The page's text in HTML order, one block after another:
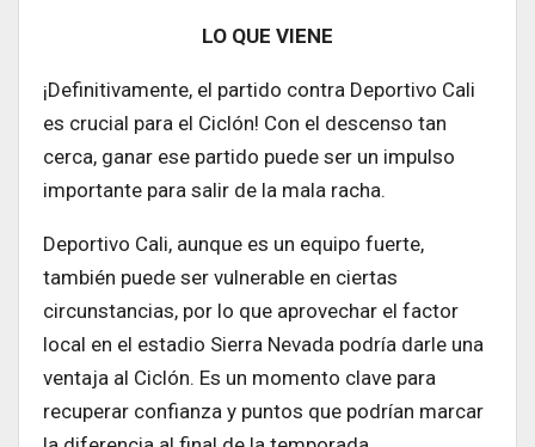
LO QUE VIENE
¡Definitivamente, el partido contra Deportivo Cali
es crucial para el Ciclón! Con el descenso tan
cerca, ganar ese partido puede ser un impulso
importante para salir de la mala racha.
Deportivo Cali, aunque es un equipo fuerte,
también puede ser vulnerable en ciertas
circunstancias, por lo que aprovechar el factor
local en el estadio Sierra Nevada podría darle una
ventaja al Ciclón. Es un momento clave para
recuperar confianza y puntos que podrían marcar